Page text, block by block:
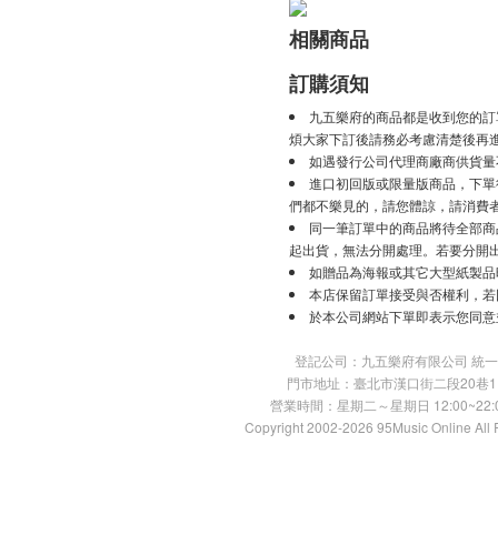
相關商品
訂購須知
九五樂府的商品都是收到您的
煩大家下訂後請務必考慮清楚後再
如遇發行公司代理商廠商供貨
進口初回版或限量版商品，下
們都不樂見的，請您體諒，請消費
同一筆訂單中的商品將待全部
起出貨，無法分開處理。若要分開
如贈品為海報或其它大型紙製
本店保留訂單接受與否權利，
於本公司網站下單即表示您同
登記公司：九五樂府有限公司 統
門市地址：臺北市漢口街二段20
營業時間：星期二～星期日
Copyright 2002-2026 95Music Online All